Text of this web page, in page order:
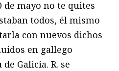
de mayo no te quites
todos, él mismo
con nuevos dichos
en gallego
Galicia. R. se